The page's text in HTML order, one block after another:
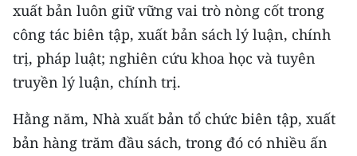
Media Môi trường
Ảnh
Infographic
TIN MỚI
xuất bản luôn giữ vững vai trò nòng cốt trong
công tác biên tập, xuất bản sách lý luận, chính
trị, pháp luật; nghiên cứu khoa học và tuyên
truyền lý luận, chính trị.
Hằng năm, Nhà xuất bản tổ chức biên tập, xuất
bản hàng trăm đầu sách, trong đó có nhiều ấn